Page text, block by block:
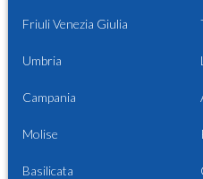
Friuli Venezia Giulia
Umbria
Campania
Molise
Basilicata